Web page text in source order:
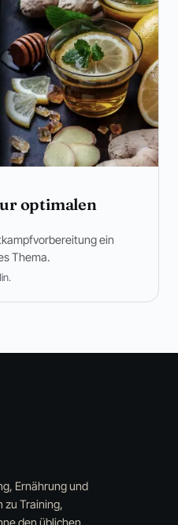
optimalen
ein
Thema.
Ernährung und
zu Training,
den üblichen